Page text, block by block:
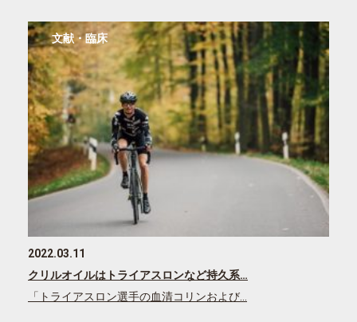
文献・臨床
2022.03.11
クリルオイルはトライアスロンなど持久系…
「トライアスロン選手の血清コリンおよび…